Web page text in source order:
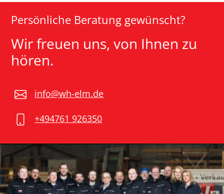
Persönliche Beratung gewünscht?
Wir freuen uns, von Ihnen zu
hören.
info@wh-elm.de
+494761 926350